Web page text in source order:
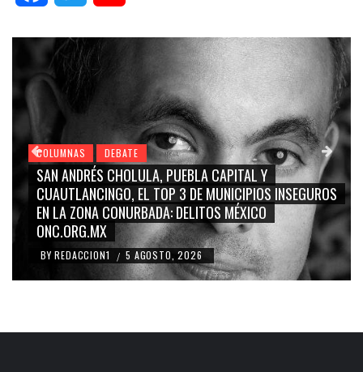
COLUMNAS DEBATE
GRACE PALOMARES, NAY SALVATORI, SERGIO MAYER,
CARMEN SALINAS “LA CORCHOLATA”, CUAUHTÉMOC
BLANCO, SILVIA PINAL: LA TRIVIALIZACIÓN Y
RIDICULIZACIÓN DE LA REPRESENTACIÓN CIUDADANA
BY REDACCION1 / 4 AGOSTO, 2026